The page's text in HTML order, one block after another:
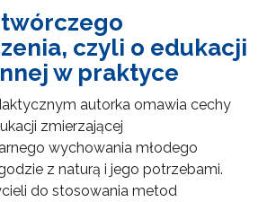
czyli o edukacji
w praktyce
autorka omawia cechy
zmierzającej
wychowania młodego
z naturą i jego potrzebami.
do stosowania metod